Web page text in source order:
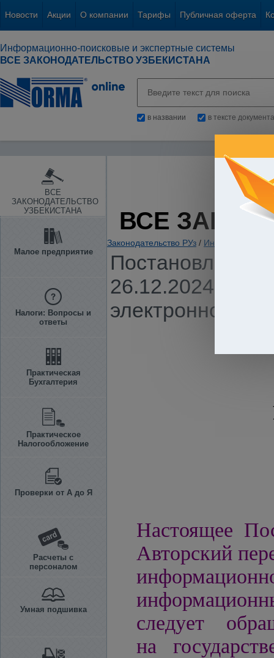
Новости Акции О компании Тарифы Публичная оферта
Информационно-поисковые и экспертные системы
ВСЕ ЗАКОНОДАТЕЛЬСТВО УЗБЕКИСТАНА
в названии в тексте документа
ВСЕ
ЗАКОНОДАТЕЛЬСТВО
УЗБЕКИСТАНА
Малое предприятие
Налоги: Вопросы и
ответы
Практическая
Бухгалтерия
Практическое
Налогообложение
Проверки от А до Я
Расчеты с
персоналом
Умная подшивка
ВСЕ
Законодательство РУз / Информация.
Постановление
26.12.2024 г. N
электронной
Настоящее
Авторский
следует
на